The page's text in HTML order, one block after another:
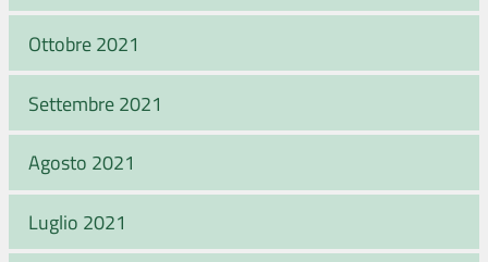
Ottobre 2021
Settembre 2021
Agosto 2021
Luglio 2021